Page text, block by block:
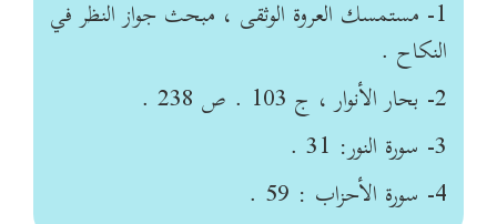
1- مستمسك العروة الوثقى ، مبحث جواز النظر في
النكاح .
2- بحار الأنوار ، ج 103 . ص 238 .
3- سورة النور: 31 .
4- سورة الأحزاب : 59 .